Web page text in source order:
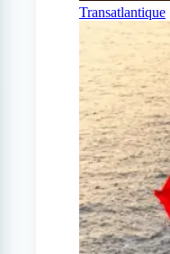
Transatlantique